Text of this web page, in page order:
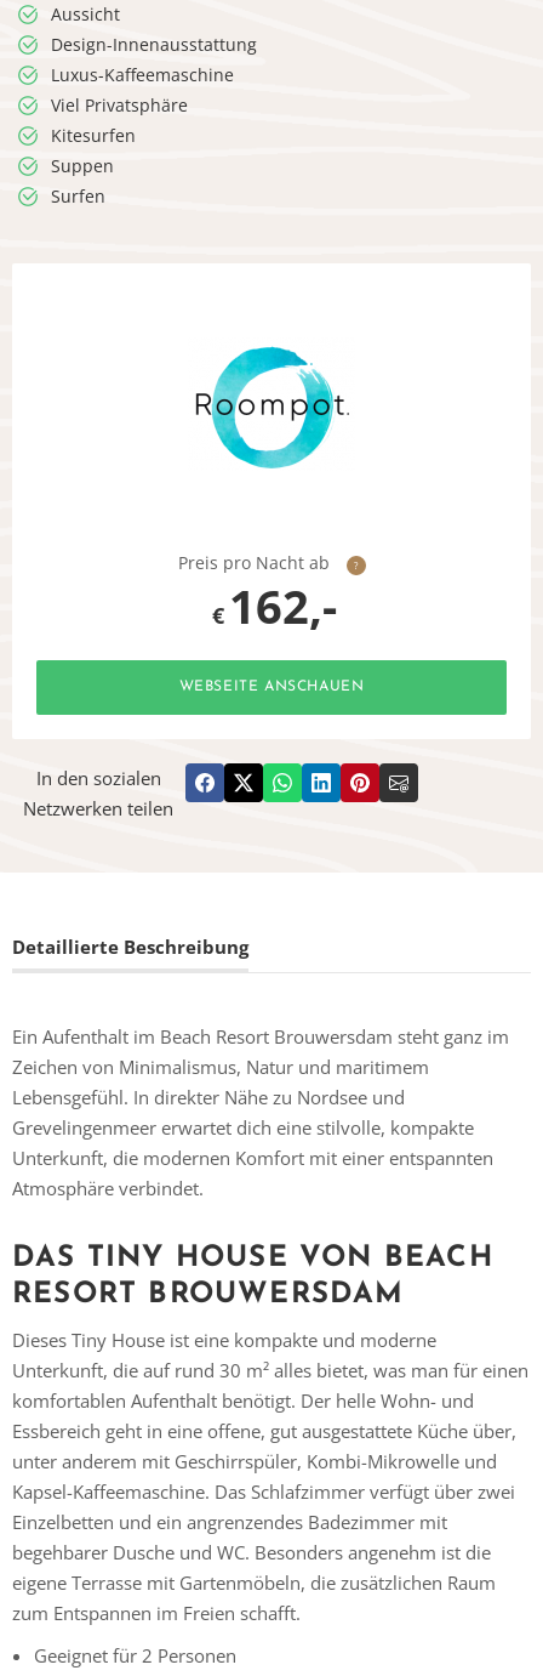
Aussicht
Design-Innenausstattung
Luxus-Kaffeemaschine
Viel Privatsphäre
Kitesurfen
Suppen
Surfen
Preis pro Nacht ab ?
€ 162,-
WEBSEITE ANSCHAUEN
In den sozialen
Netzwerken teilen
Detaillierte Beschreibung
Ein Aufenthalt im Beach Resort Brouwersdam steht ganz im
Zeichen von Minimalismus, Natur und maritimem
Lebensgefühl. In direkter Nähe zu Nordsee und
Grevelingenmeer erwartet dich eine stilvolle, kompakte
Unterkunft, die modernen Komfort mit einer entspannten
Atmosphäre verbindet.
DAS TINY HOUSE VON BEACH
RESORT BROUWERSDAM
Dieses Tiny House ist eine kompakte und moderne
Unterkunft, die auf rund 30 m² alles bietet, was man für einen
komfortablen Aufenthalt benötigt. Der helle Wohn- und
Essbereich geht in eine offene, gut ausgestattete Küche über,
unter anderem mit Geschirrspüler, Kombi-Mikrowelle und
Kapsel-Kaffeemaschine. Das Schlafzimmer verfügt über zwei
Einzelbetten und ein angrenzendes Badezimmer mit
begehbarer Dusche und WC. Besonders angenehm ist die
eigene Terrasse mit Gartenmöbeln, die zusätzlichen Raum
zum Entspannen im Freien schafft.
Geeignet für 2 Personen